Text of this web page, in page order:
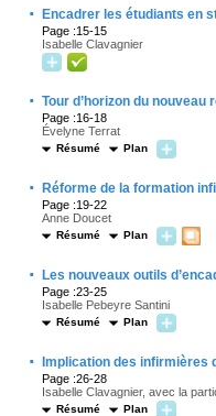
· Encadrer les étudiants en
Page :15-15
Isabelle Clavagnier
· Tour d’horizon du
Page :16-18
Évelyne Terrat
Résumé Plan
· Réforme de la formation
Page :19-22
Anne Doucet
Résumé Plan
· Les nouveaux outils
Page :23-25
Isabelle Pebeyre Santini
Résumé Plan
· Implication des infirmières
Page :26-28
Isabelle Clavagnier, avec la
Résumé Plan